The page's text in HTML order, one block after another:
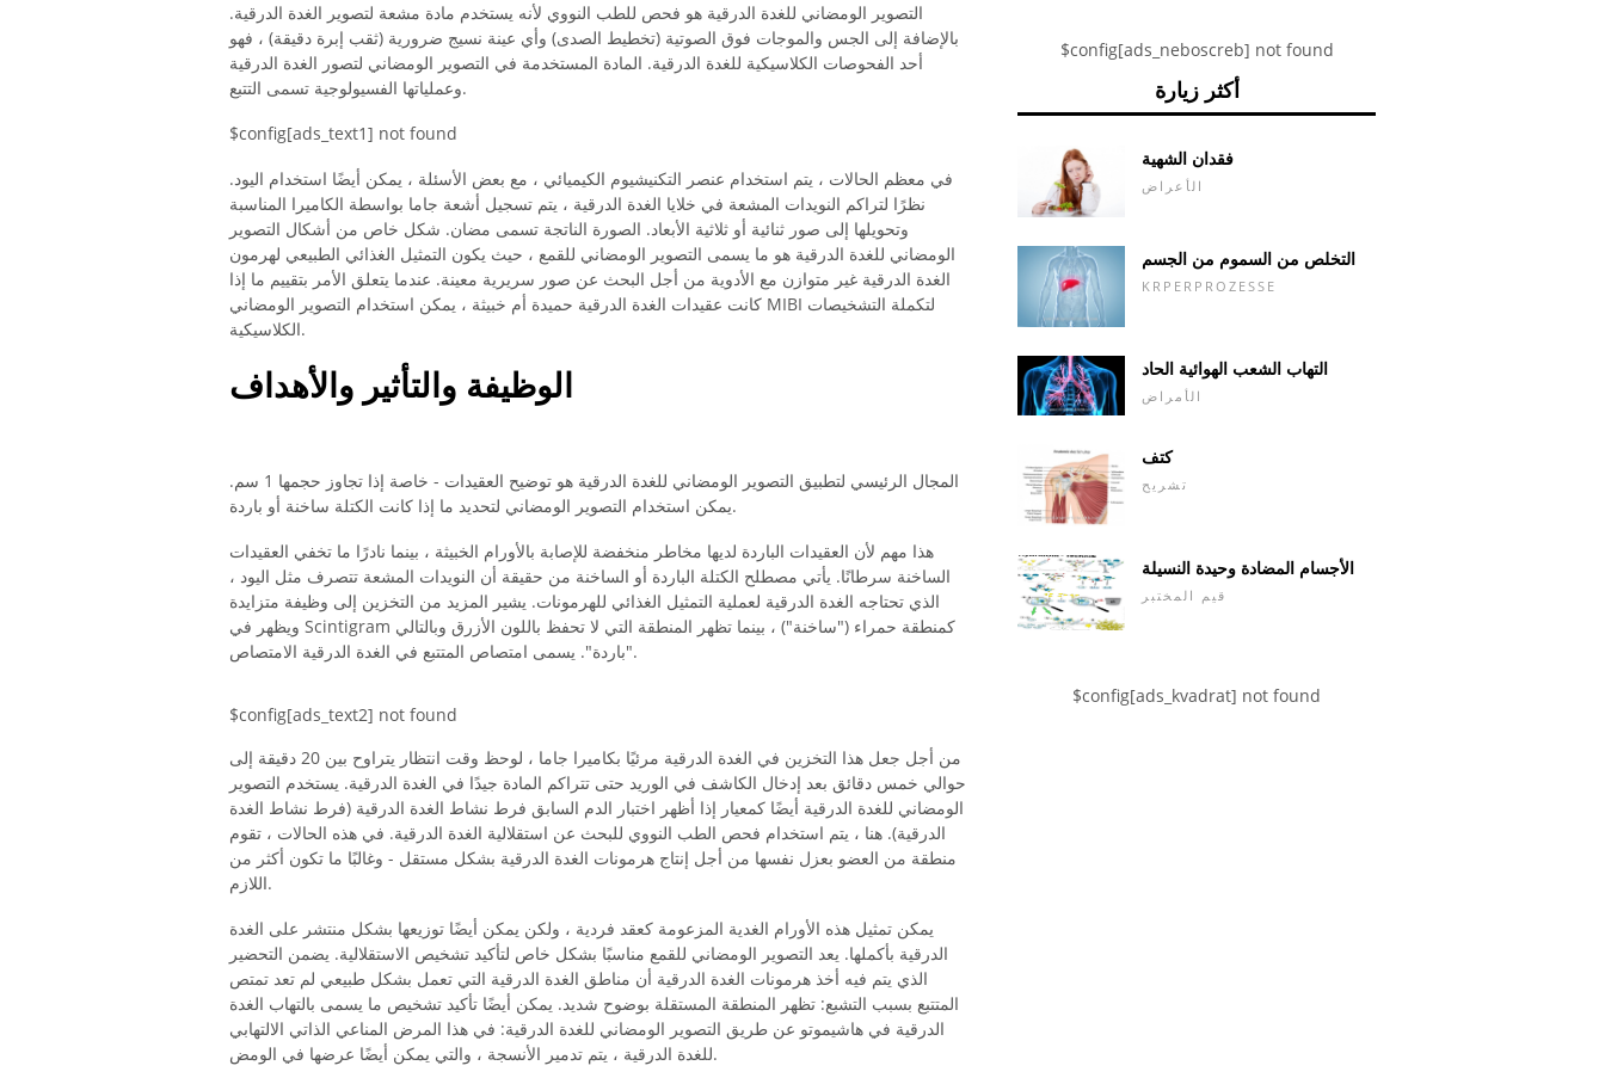
التصوير الومضاني للغدة الدرقية هو فحص للطب النووي لأنه يستخدم مادة مشعة لتصوير الغدة الدرقية.
بالإضافة إلى الجس والموجات فوق الصوتية (تخطيط الصدى) وأي عينة نسيج ضرورية (ثقب إبرة دقيقة) ، فهو
أحد الفحوصات الكلاسيكية للغدة الدرقية. المادة المستخدمة في التصوير الومضاني لتصور الغدة الدرقية
وعملياتها الفسيولوجية تسمى التتبع.
$config[ads_text1] not found
في معظم الحالات ، يتم استخدام عنصر التكنيشيوم الكيميائي ، مع بعض الأسئلة ، يمكن أيضًا استخدام اليود.
نظرًا لتراكم النويدات المشعة في خلايا الغدة الدرقية ، يتم تسجيل أشعة جاما بواسطة الكاميرا المناسبة
وتحويلها إلى صور ثنائية أو ثلاثية الأبعاد. الصورة الناتجة تسمى مضان. شكل خاص من أشكال التصوير
الومضاني للغدة الدرقية هو ما يسمى التصوير الومضاني للقمع ، حيث يكون التمثيل الغذائي الطبيعي لهرمون
الغدة الدرقية غير متوازن مع الأدوية من أجل البحث عن صور سريرية معينة. عندما يتعلق الأمر بتقييم ما إذا
كانت عقيدات الغدة الدرقية حميدة أم خبيثة ، يمكن استخدام التصوير الومضاني MIBI لتكملة التشخيصات
الكلاسيكية.
الوظيفة والتأثير والأهداف
المجال الرئيسي لتطبيق التصوير الومضاني للغدة الدرقية هو توضيح العقيدات - خاصة إذا تجاوز حجمها 1 سم.
يمكن استخدام التصوير الومضاني لتحديد ما إذا كانت الكتلة ساخنة أو باردة.
هذا مهم لأن العقيدات الباردة لديها مخاطر منخفضة للإصابة بالأورام الخبيثة ، بينما نادرًا ما تخفي العقيدات
الساخنة سرطانًا. يأتي مصطلح الكتلة الباردة أو الساخنة من حقيقة أن النويدات المشعة تتصرف مثل اليود ،
الذي تحتاجه الغدة الدرقية لعملية التمثيل الغذائي للهرمونات. يشير المزيد من التخزين إلى وظيفة متزايدة
ويظهر في Scintigram كمنطقة حمراء ("ساخنة") ، بينما تظهر المنطقة التي لا تحفظ باللون الأزرق وبالتالي
"باردة". يسمى امتصاص المتتبع في الغدة الدرقية الامتصاص.
$config[ads_text2] not found
من أجل جعل هذا التخزين في الغدة الدرقية مرئيًا بكاميرا جاما ، لوحظ وقت انتظار يتراوح بين 20 دقيقة إلى
حوالي خمس دقائق بعد إدخال الكاشف في الوريد حتى تتراكم المادة جيدًا في الغدة الدرقية. يستخدم التصوير
الومضاني للغدة الدرقية أيضًا كمعيار إذا أظهر اختبار الدم السابق فرط نشاط الغدة الدرقية (فرط نشاط الغدة
الدرقية). هنا ، يتم استخدام فحص الطب النووي للبحث عن استقلالية الغدة الدرقية. في هذه الحالات ، تقوم
منطقة من العضو بعزل نفسها من أجل إنتاج هرمونات الغدة الدرقية بشكل مستقل - وغالبًا ما تكون أكثر من
اللازم.
يمكن تمثيل هذه الأورام الغدية المزعومة كعقد فردية ، ولكن يمكن أيضًا توزيعها بشكل منتشر على الغدة
الدرقية بأكملها. يعد التصوير الومضاني للقمع مناسبًا بشكل خاص لتأكيد تشخيص الاستقلالية. يضمن التحضير
الذي يتم فيه أخذ هرمونات الغدة الدرقية أن مناطق الغدة الدرقية التي تعمل بشكل طبيعي لم تعد تمتص
المتتبع بسبب التشبع: تظهر المنطقة المستقلة بوضوح شديد. يمكن أيضًا تأكيد تشخيص ما يسمى بالتهاب الغدة
الدرقية في هاشيموتو عن طريق التصوير الومضاني للغدة الدرقية: في هذا المرض المناعي الذاتي الالتهابي
للغدة الدرقية ، يتم تدمير الأنسجة ، والتي يمكن أيضًا عرضها في الومض.
$config[ads_neboscreb] not found
أكثر زيارة
فقدان الشهية
الأعراض
التخلص من السموم من الجسم
KRPERPROZESSE
التهاب الشعب الهوائية الحاد
الأمراض
كتف
تشريح
الأجسام المضادة وحيدة النسيلة
قيم المختبر
$config[ads_kvadrat] not found